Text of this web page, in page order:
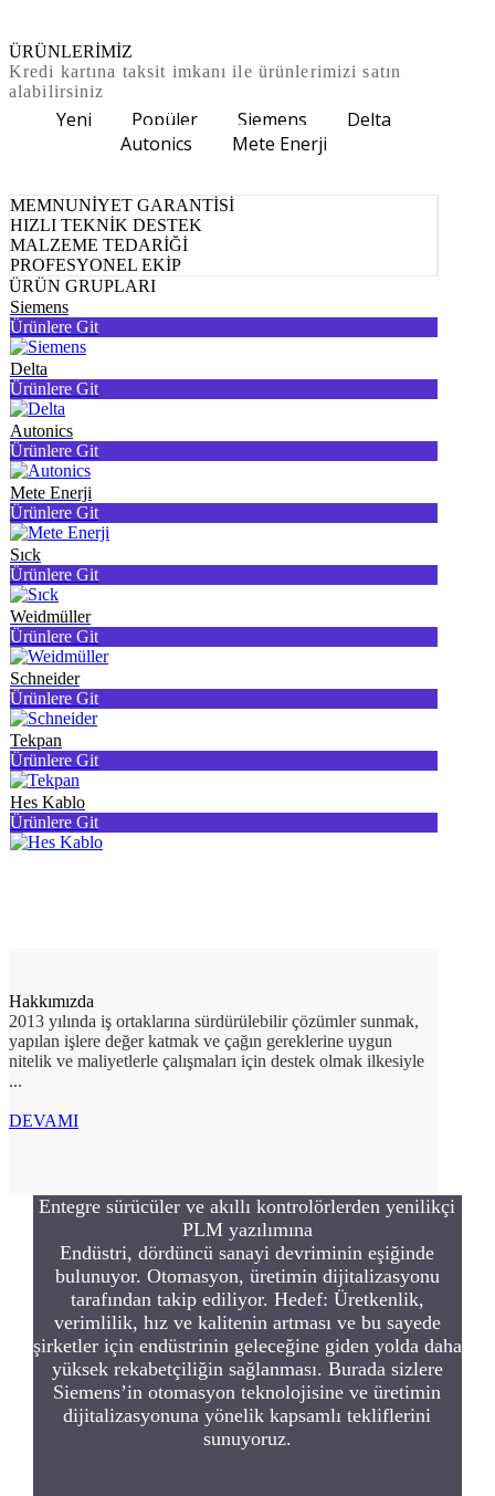
ÜRÜNLERİMİZ
Kredi kartına taksit imkanı ile ürünlerimizi satın
alabilirsiniz
Yeni Popüler Siemens
Delta
Autonics
Mete Enerji
MEMNUNİYET GARANTİSİ
HIZLI TEKNİK DESTEK
MALZEME TEDARİĞİ
PROFESYONEL EKİP
ÜRÜN GRUPLARI
Siemens
Ürünlere Git
Delta
Ürünlere Git
Autonics
Ürünlere Git
Mete Enerji
Ürünlere Git
Sıck
Ürünlere Git
Weidmüller
Ürünlere Git
Schneider
Ürünlere Git
Tekpan
Ürünlere Git
Hes Kablo
Ürünlere Git
Hakkımızda
2013 yılında iş ortaklarına sürdürülebilir çözümler sunmak,
yapılan işlere değer katmak ve çağın gereklerine uygun
nitelik ve maliyetlerle çalışmaları için destek olmak ilkesiyle
...
DEVAMI
Entegre sürücüler ve akıllı kontrolörlerden yenilikçi
PLM yazılımına
Endüstri, dördüncü sanayi devriminin eşiğinde
bulunuyor. Otomasyon, üretimin dijitalizasyonu
tarafından takip ediliyor. Hedef: Üretkenlik,
verimlilik, hız ve kalitenin artması ve bu sayede
şirketler için endüstrinin geleceğine giden yolda daha
yüksek rekabetçiliğin sağlanması. Burada sizlere
Siemens’in otomasyon teknolojisine ve üretimin
dijitalizasyonuna yönelik kapsamlı tekliflerini
sunuyoruz.